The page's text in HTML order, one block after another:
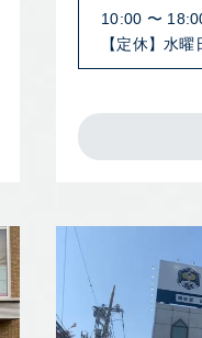
10:00 〜
【定休】水曜